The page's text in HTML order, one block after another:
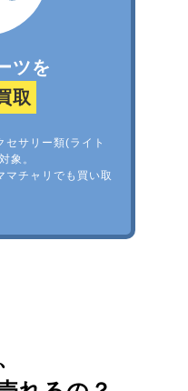
ツを
取
セサリー類(ライト
象。
マチャリでも買い取